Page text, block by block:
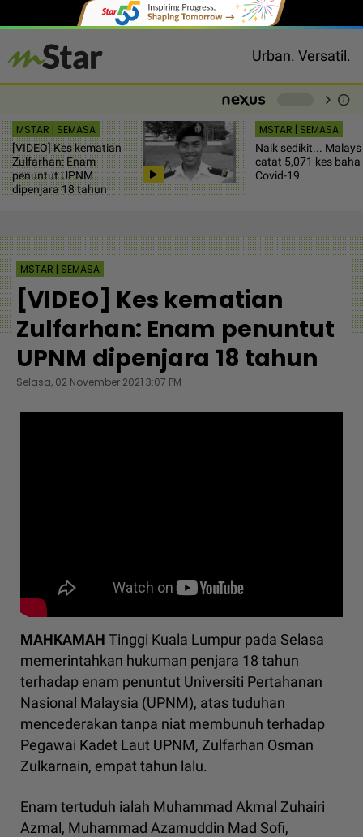
Urban. Versatil.
chevron_right info
MSTAR | SEMASA
[VIDEO] Kes kematian
Zulfarhan: Enam
penuntut UPNM
dipenjara 18 tahun
MSTAR | SEMASA
Naik sedikit...
catat 5,071 kes
Covid-19
MSTAR | SEMASA
[VIDEO] Kes kematian
Zulfarhan: Enam penuntut
UPNM dipenjara 18 tahun
Selasa, 02 November 2021 3:07 PM
MAHKAMAH Tinggi Kuala Lumpur pada Selasa
memerintahkan hukuman penjara 18 tahun
terhadap enam penuntut Universiti Pertahanan
Nasional Malaysia (UPNM), atas tuduhan
mencederakan tanpa niat membunuh terhadap
Pegawai Kadet Laut UPNM, Zulfarhan Osman
Zulkarnain, empat tahun lalu.
Enam tertuduh ialah Muhammad Akmal Zuhairi
Azmal, Muhammad Azamuddin Mad Sofi,